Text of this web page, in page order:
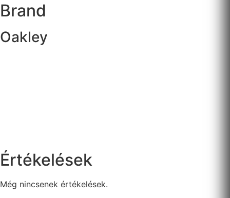
Brand
Oakley
Értékelések
Még nincsenek értékelések.